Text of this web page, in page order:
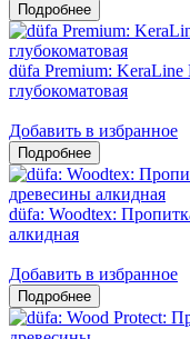
düfa Premium: KeraLine
глубокоматовая
Добавить в избранное
düfa: Woodtex:
алкидная
Добавить в избранное